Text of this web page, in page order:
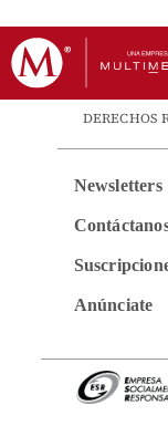
DERECHOS
Newsletters
Anúnciate